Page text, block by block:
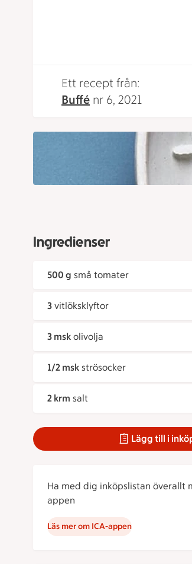
Ett recept från:
Buffé nr 6, 2021
Ingredienser
500 g små tomater
3 vitlöksklyftor
3 msk olivolja
1/2 msk strösocker
2 krm salt
Lägg till i
Ha med dig inköpslistan överallt
appen
Läs mer om ICA-appen